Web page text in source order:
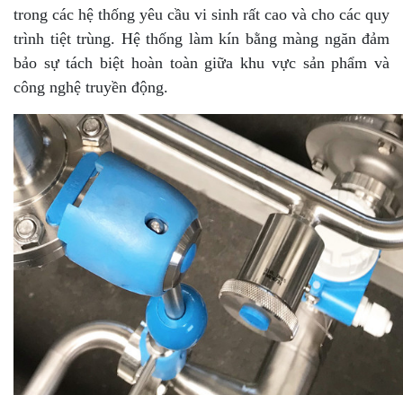
trong các hệ thống yêu cầu vi sinh rất cao và cho các quy
trình tiệt trùng. Hệ thống làm kín bằng màng ngăn đảm
bảo sự tách biệt hoàn toàn giữa khu vực sản phẩm và
công nghệ truyền động.